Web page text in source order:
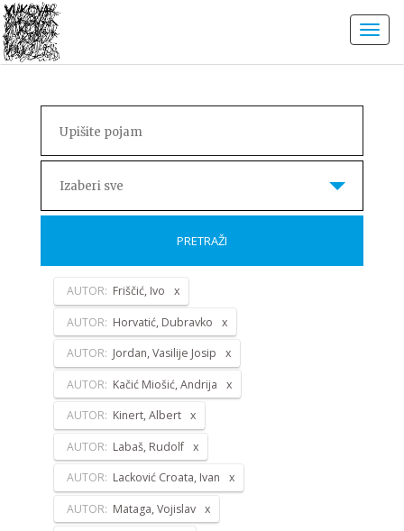
Izaberi sve
PRETRAŽI
AUTOR: Friščić, Ivo
AUTOR: Horvatić, Dubravko
AUTOR: Jordan, Vasilije Josip
AUTOR: Kačić Miošić, Andrija
AUTOR: Kinert, Albert
AUTOR: Labaš, Rudolf
AUTOR: Lacković Croata, Ivan
AUTOR: Mataga, Vojislav